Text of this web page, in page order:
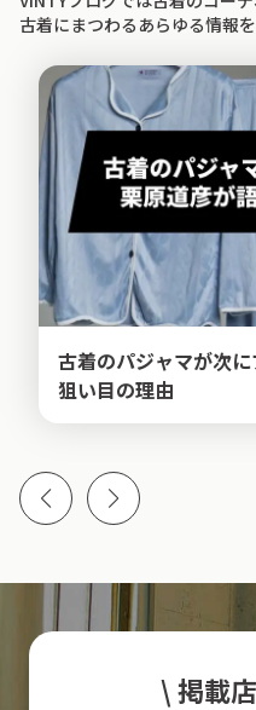
古着にまつわるあらゆる情報を
古着のパジャマが次
狙い目の理由
\ 掲載